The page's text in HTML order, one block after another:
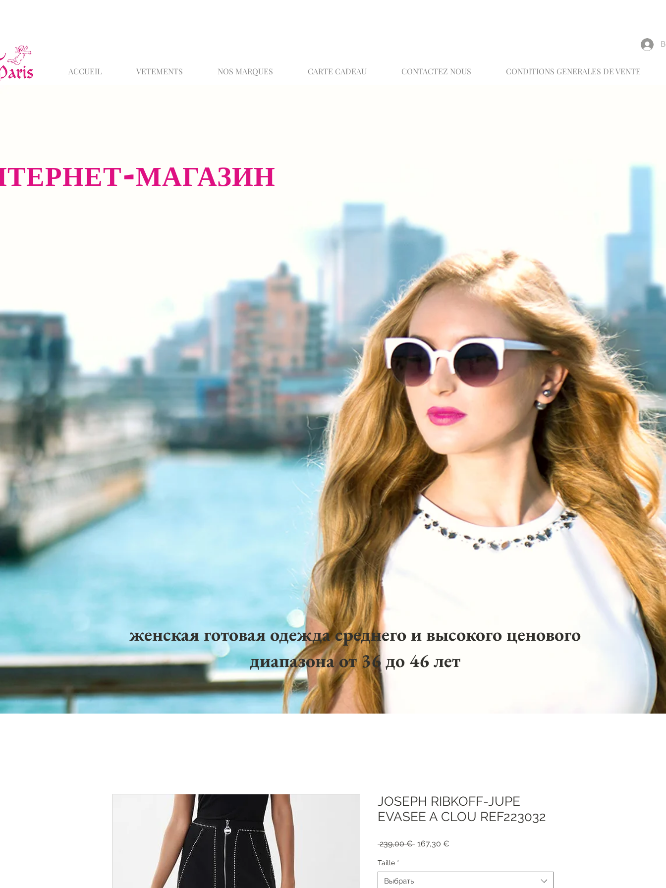
ACCUEIL VETEMENTS NOS MARQUES CARTE CADEAU CONTACTEZ NOUS CONDITIONS GENERALES DE VENTE
МАГАЗИН
женская готовая одежда среднего и высокого ценового
диапазона от 36 до 46 лет
JOSEPH RIBKOFF-JUPE
EVASEE A CLOU REF223032
239,00 € Обычная
167,30 €
Taille *
Выбрать